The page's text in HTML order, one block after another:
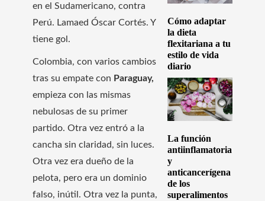
en el Sudamericano, contra
Perú. Lamaed Óscar Cortés. Y
tiene gol.
Colombia, con varios cambios
tras su empate con Paraguay,
empieza con las mismas
nebulosas de su primer
partido. Otra vez entró a la
cancha sin claridad, sin luces.
Otra vez era dueño de la
pelota, pero era un dominio
falso, inútil. Otra vez la punta,
Cómo adaptar
la dieta
flexitariana a tu
estilo de vida
diario
La función
antiinflamatoria
y
anticancerígena
de los
superalimentos